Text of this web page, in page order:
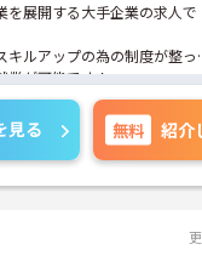
を展開する大手企業の求人で
キルアップの為の制度が整っ
業が可能です！
面接のポイントなど、さらに
お気軽にご相談ください。
見る 無料 紹介